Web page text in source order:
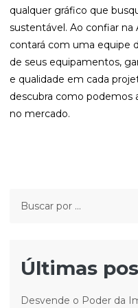
qualquer gráfico que
sustentável. Ao confiar na
contará com uma equipe
de seus equipamentos,
e qualidade em cada
descubra como podemos
no mercado.
Últimas
Desvende o Poder da